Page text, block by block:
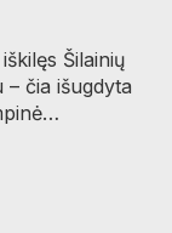
Šilainių
– čia išugdyta